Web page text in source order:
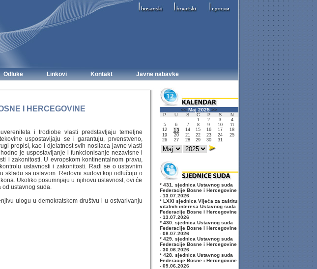
Odluke Linkovi Kontakt Javne nabavke
I HERCEGOVINE
i trodiobe vlasti predstavljaju temeljne
uspostavljaju se i garantuju, prvenstveno,
propisi, kao i djelatnost svih nosilaca javne vlasti
je uspostavljanje i funkcionisanje nezavisne i
i zakonitosti. U evropskom kontinentalnom pravu,
ustavnosti i zakonitosti. Radi se o ustavnim
skladu sa ustavom. Redovni sudovi koji odlučuju o
Ukoliko posumnjaju u njihovu ustavnost, ovi će
od ustavnog suda.
ulogu u demokratskom društvu i u ostvarivanju
<<Maj 2025 >>
P U S Č P S
N
1
2 3
4
5
6 7 8 9 10
11
12
13 14 15 16 17
18
19
20 21 22 23 24
25
26
27 28 29 30 31
* 431. sjednica Ustavnog suda
Federacije Bosne i Hercegovine
- 13.07.2026
* LXXI sjednica Vijeća za zaštitu
vitalnih interesa Ustavnog suda
Federacije Bosne i Hercegovine
- 13.07.2026
* 430. sjednica Ustavnog suda
Federacije Bosne i Hercegovine
- 08.07.2026
* 429. sjednica Ustavnog suda
Federacije Bosne i Hercegovine
- 30.06.2026
* 428. sjednica Ustavnog suda
Federacije Bosne i Hercegovine
- 09.06.2026